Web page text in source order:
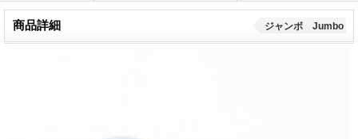
商品詳細 ジャンボ Jumbo